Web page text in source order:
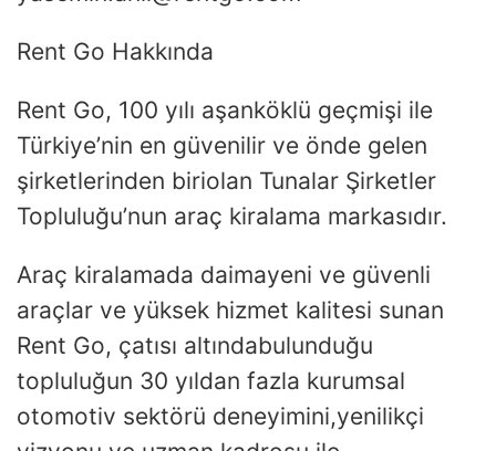
Rent Go Hakkında
Rent Go, 100 yılı aşanköklü geçmişi ile
Türkiye’nin en güvenilir ve önde gelen
şirketlerinden biriolan Tunalar Şirketler
Topluluğu’nun araç kiralama markasıdır.
Araç kiralamada daimayeni ve güvenli
araçlar ve yüksek hizmet kalitesi sunan
Rent Go, çatısı altındabulunduğu
topluluğun 30 yıldan fazla kurumsal
otomotiv sektörü deneyimini,yenilikçi